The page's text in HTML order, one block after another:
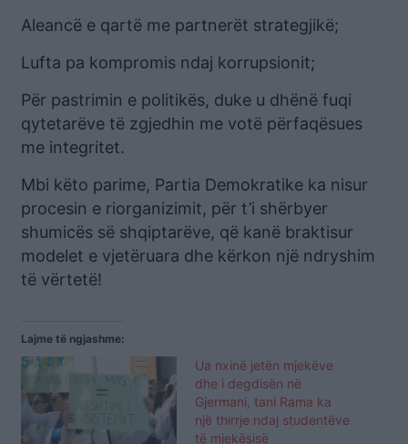
Aleancë e qartë me partnerët strategjikë;
Lufta pa kompromis ndaj korrupsionit;
Për pastrimin e politikës, duke u dhënë fuqi
qytetarëve të zgjedhin me votë përfaqësues
me integritet.
Mbi këto parime, Partia Demokratike ka nisur
procesin e riorganizimit, për t’i shërbyer
shumicës së shqiptarëve, që kanë braktisur
modelet e vjetëruara dhe kërkon një ndryshim
të vërtetë!
Lajme të ngjashme:
Ua nxinë jetën mjekëve
dhe i degdisën në
Gjermani, tani Rama ka
një thirrje ndaj studentëve
të mjekësisë